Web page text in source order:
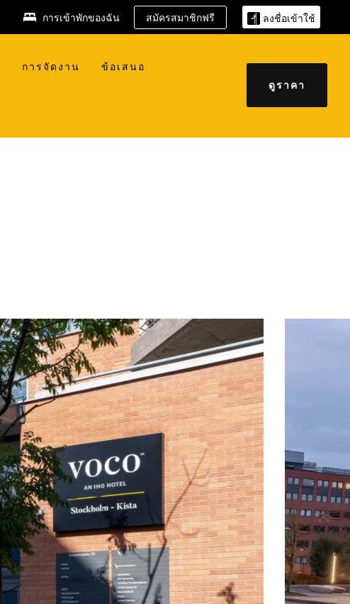
การเข้าพักของฉัน สมัครสมาชิกฟรี ลงชื่อเข้าใช้
การจัดงาน
ข้อเสนอ
ดูราคา